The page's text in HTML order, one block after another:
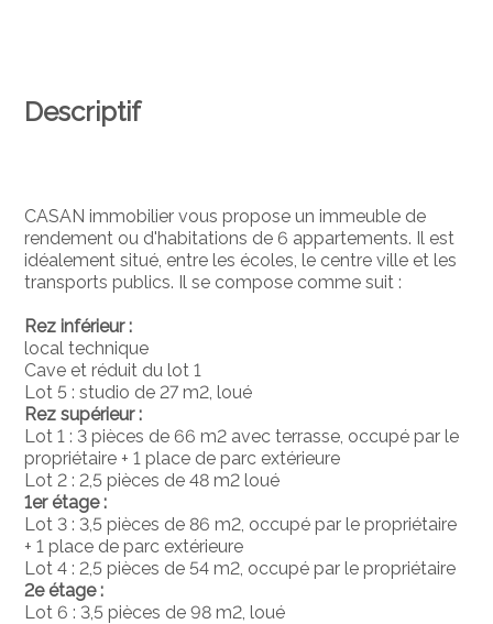
Descriptif
CASAN immobilier vous propose un immeuble de
rendement ou d'habitations de 6 appartements. Il est
idéalement situé, entre les écoles, le centre ville et les
transports publics. Il se compose comme suit :
Rez inférieur :
local technique
Cave et réduit du lot 1
Lot 5 : studio de 27 m2, loué
Rez supérieur :
Lot 1 : 3 pièces de 66 m2 avec terrasse, occupé par le
propriétaire + 1 place de parc extérieure
Lot 2 : 2,5 pièces de 48 m2 loué
1er étage :
Lot 3 : 3,5 pièces de 86 m2, occupé par le propriétaire
+ 1 place de parc extérieure
Lot 4 : 2,5 pièces de 54 m2, occupé par le propriétaire
2e étage :
Lot 6 : 3,5 pièces de 98 m2, loué